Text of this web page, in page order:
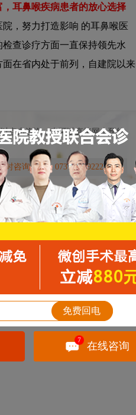
耳鼻喉疾病患者的放心选择
，努力打造影响 的耳鼻喉医
查诊疗方面一直保持领先水
在省内处于前列，自建院以来
点击咨询，也可以直接网上预约
时咨询电话：0731-83392222
免费回电
7 在线咨询